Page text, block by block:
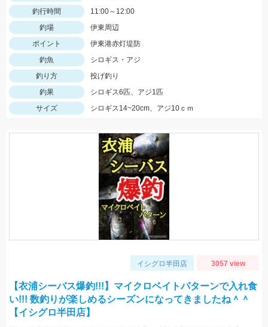
釣行時間
11:00～12:00
釣場
伊東周辺
ポイント
伊東港赤灯堤防
釣魚
シロギス・アジ
釣り方
投げ釣り
釣果
シロギス6匹、アジ1匹
サイズ
シロギス14~20cm、アジ10ｃｍ
イシグロ半田店 3057 view
【衣浦シーバス爆釣!!!】マイクロベイトパターンで入れ食
い!!! 数釣りが楽しめるシーズンになってきましたね＾＾
【イシグロ半田店】